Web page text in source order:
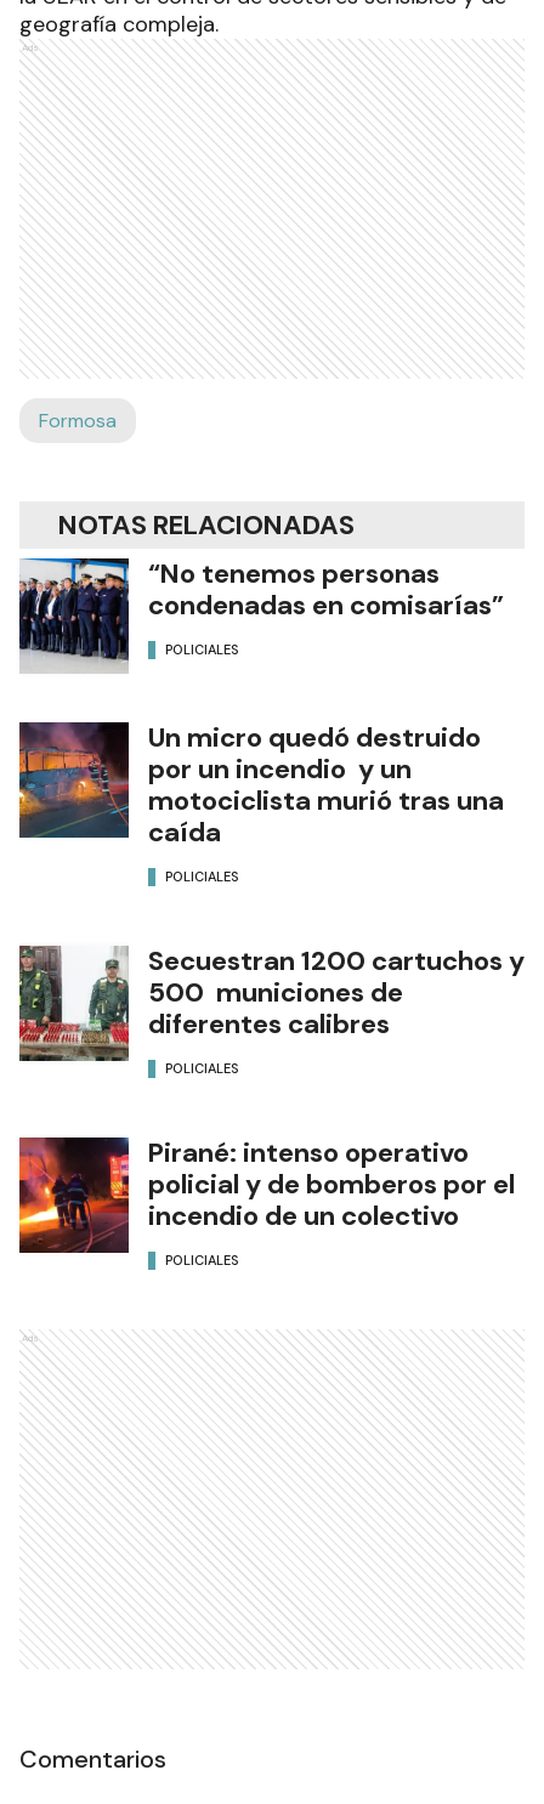
geografía compleja.
Ads
Formosa
NOTAS RELACIONADAS
“No tenemos personas
condenadas en comisarías”
POLICIALES
Un micro quedó destruido
por un incendio y un
motociclista murió tras una
caída
POLICIALES
Secuestran 1200 cartuchos y
500 municiones de
diferentes calibres
POLICIALES
Pirané: intenso operativo
policial y de bomberos por el
incendio de un colectivo
POLICIALES
Ads
Comentarios